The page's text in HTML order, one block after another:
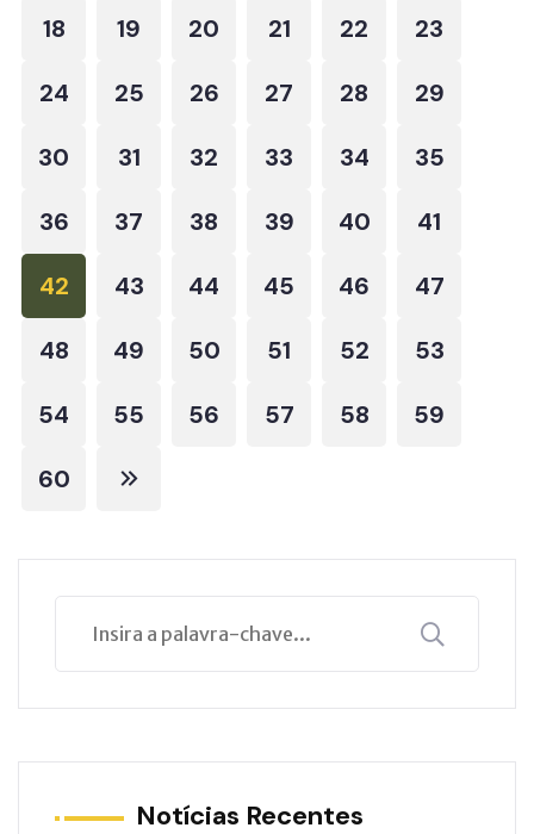
18 19 20 21 22 23
24 25 26 27 28 29
30 31 32 33 34 35
36 37 38 39 40 41
42 43 44 45 46 47
48 49 50 51 52 53
54 55 56 57 58 59
60
Notícias Recentes